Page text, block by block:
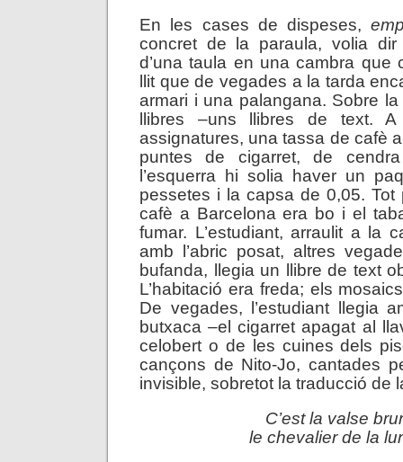
En les cases de dispeses,
concret de la paraula, volia dir
d’una taula en una cambra que
llit que de vegades a la tarda
armari i una palangana. Sobre
llibres –uns llibres de text.
assignatures, una tassa de cafè
puntes de cigarret, de
l’esquerra hi solia haver un
pessetes i la capsa de 0,05. Tot
cafè a Barcelona era bo i el
fumar. L’estudiant, arraulit a la
amb l’abric posat, altres
bufanda, llegia un llibre de text
L’habitació era freda; els
De vegades, l’estudiant llegia
butxaca –el cigarret apagat al
celobert o de les cuines dels
cançons de Nito-Jo, cantades
invisible, sobretot la traducció de
C’est la valse
le chevalier de la